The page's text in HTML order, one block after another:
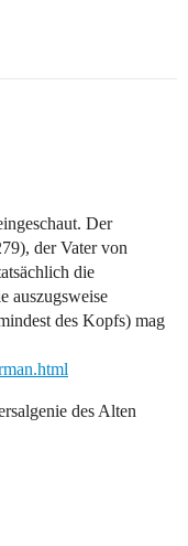
Der
der Vater von
die
auszugsweise
des Kopfs) mag
des Alten